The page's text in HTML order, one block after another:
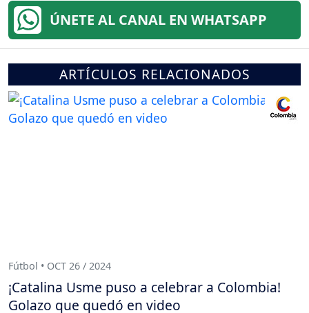
ÚNETE AL CANAL EN WHATSAPP
ARTÍCULOS RELACIONADOS
Fútbol • OCT 26 / 2024
¡Catalina Usme puso a celebrar a Colombia!
Golazo que quedó en video